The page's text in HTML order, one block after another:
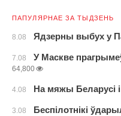
ПАПУЛЯРНАЕ ЗА ТЫДЗЕНЬ
8.08 Ядзерны выбух у
7.08 У Маскве
64,800
4.08 На мяжы Беларусі
3.08
Беспілотнікі